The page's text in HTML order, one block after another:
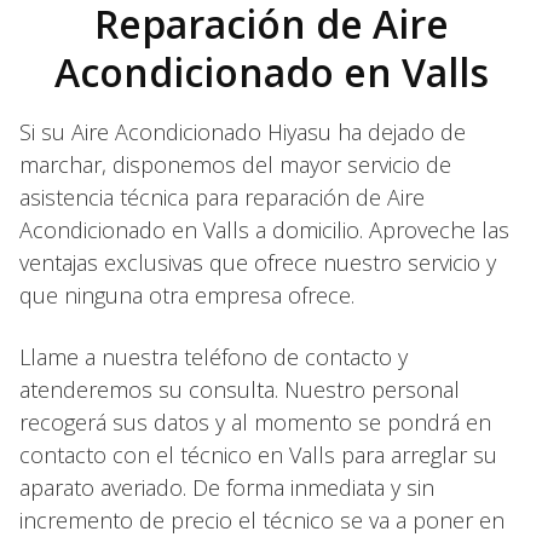
Reparación de Aire
Acondicionado en Valls
Si su Aire Acondicionado Hiyasu ha dejado de
marchar, disponemos del mayor servicio de
asistencia técnica para reparación de Aire
Acondicionado en Valls a domicilio. Aproveche las
ventajas exclusivas que ofrece nuestro servicio y
que ninguna otra empresa ofrece.
Llame a nuestra teléfono de contacto y
atenderemos su consulta. Nuestro personal
recogerá sus datos y al momento se pondrá en
contacto con el técnico en Valls para arreglar su
aparato averiado. De forma inmediata y sin
incremento de precio el técnico se va a poner en